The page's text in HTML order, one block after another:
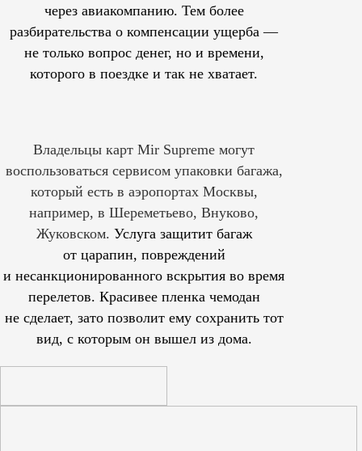
через авиакомпанию. Тем более
разбирательства о компенсации ущерба —
не только вопрос денег, но и времени,
которого в поездке и так не хватает.
Владельцы карт Mir Supreme могут
воспользоваться сервисом упаковки багажа,
который есть в аэропортах Москвы,
например, в Шереметьево, Внуково,
Жуковском. Услуга защитит багаж
от царапин, повреждений
и несанкционированного вскрытия во время
перелетов. Красивее пленка чемодан
не сделает, зато позволит ему сохранить тот
вид, с которым он вышел из дома.